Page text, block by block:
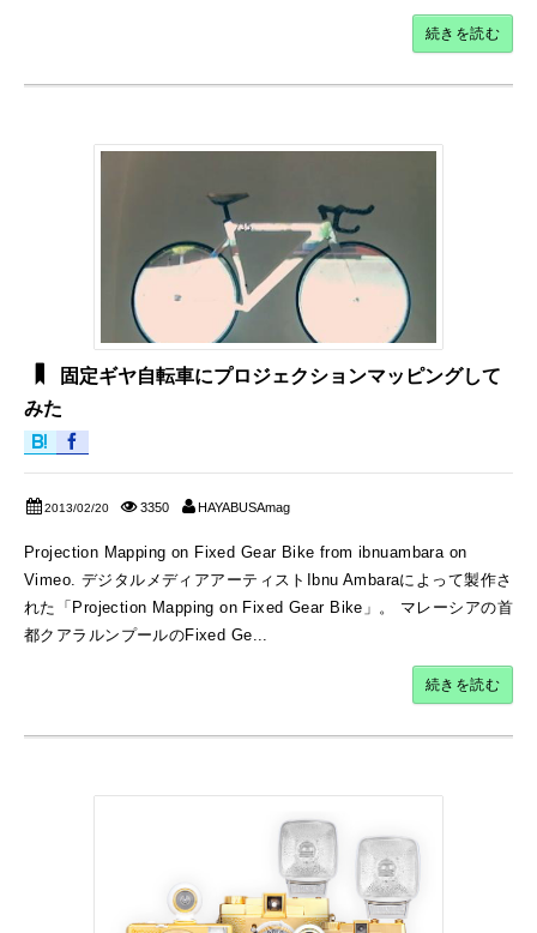
続きを読む
固定ギヤ自転車にプロジェクションマッピングして
みた
2013/02/20 3350 HAYABUSAmag
Projection Mapping on Fixed Gear Bike from ibnuambara on
Vimeo. デジタルメディアアーティストIbnu Ambaraによって製作さ
れた「Projection Mapping on Fixed Gear Bike」。 マレーシアの首
都クアラルンプールのFixed Ge...
続きを読む